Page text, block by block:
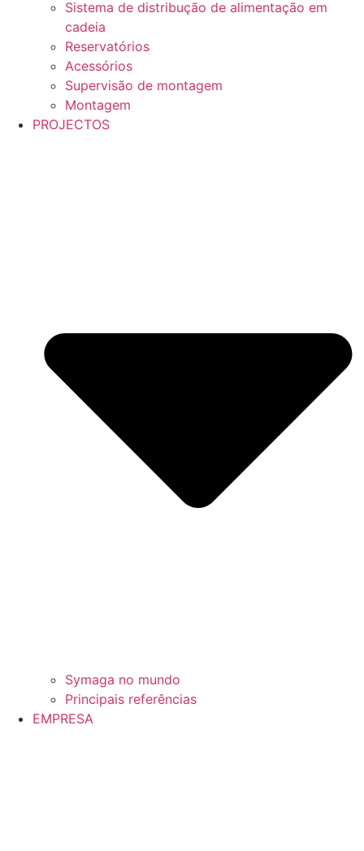
Sistema de distribução de alimentação em
cadeia
Reservatórios
Acessórios
Supervisão de montagem
Montagem
PROJECTOS
Symaga no mundo
Principais referências
EMPRESA